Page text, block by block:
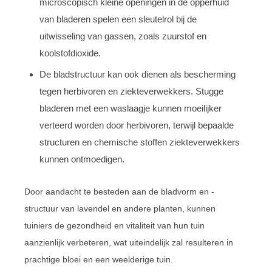
microscopisch kleine openingen in de opperhuid
van bladeren spelen een sleutelrol bij de
uitwisseling van gassen, zoals zuurstof en
koolstofdioxide.
De bladstructuur kan ook dienen als bescherming
tegen herbivoren en ziekteverwekkers. Stugge
bladeren met een waslaagje kunnen moeilijker
verteerd worden door herbivoren, terwijl bepaalde
structuren en chemische stoffen ziekteverwekkers
kunnen ontmoedigen.
Door aandacht te besteden aan de bladvorm en -
structuur van lavendel en andere planten, kunnen
tuiniers de gezondheid en vitaliteit van hun tuin
aanzienlijk verbeteren, wat uiteindelijk zal resulteren in
prachtige bloei en een weelderige tuin.